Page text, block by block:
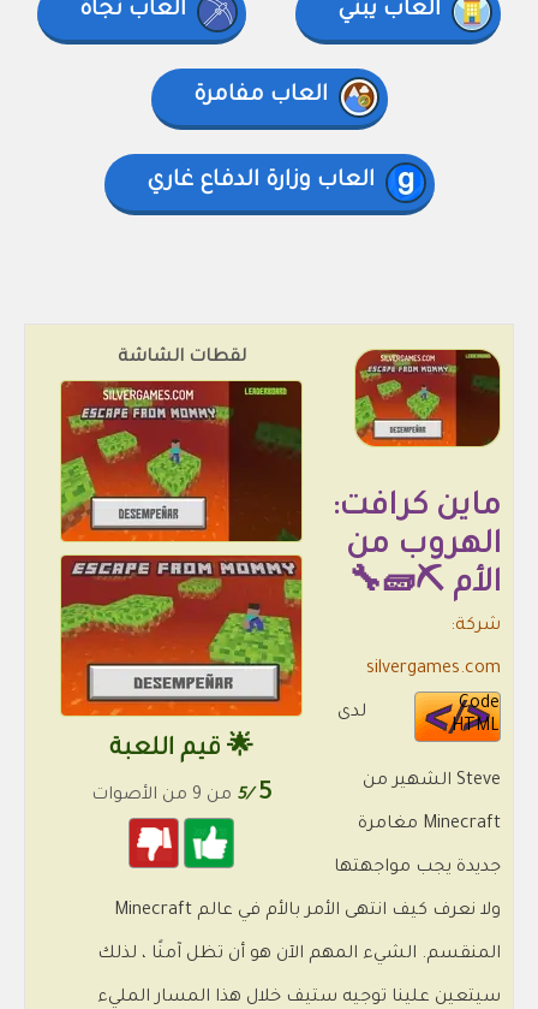
العاب يبني العاب نجاة
العاب مفامرة
العاب وزارة الدفاع غاري
لقطات الشاشة
🌟 قيم اللعبة
5
/5 من 9 من الأصوات
ماين كرافت:
الهروب من
الأم ⛏️🧱🔧
شركة:
silvergames.com
Code
HTML
لدى
Steve الشهير من
Minecraft مغامرة
جديدة يجب مواجهتها
ولا نعرف كيف انتهى الأمر بالأم في عالم Minecraft
المنقسم. الشيء المهم الآن هو أن تظل آمنًا ، لذلك
سيتعين علينا توجيه ستيف خلال هذا المسار المليء